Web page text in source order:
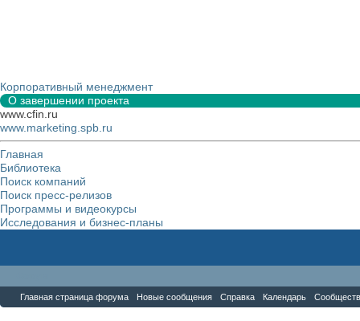
Корпоративный менеджмент
О завершении проекта
www.cfin.ru
www.marketing.spb.ru
Главная
Библиотека
Поиск компаний
Поиск пресс-релизов
Программы и видеокурсы
Исследования и бизнес-планы
Главная страница форума Новые сообщения Справка Календарь